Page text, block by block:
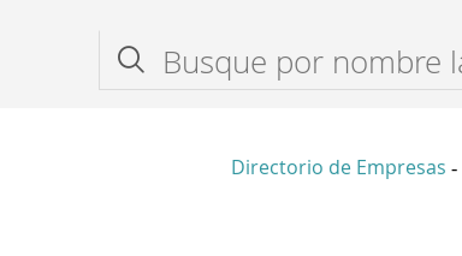
Directorio de Empresas -